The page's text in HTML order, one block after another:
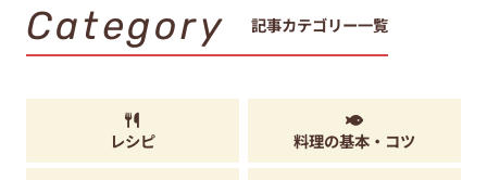
Category 記事カテゴリー一覧
レシピ 料理の基本・コツ